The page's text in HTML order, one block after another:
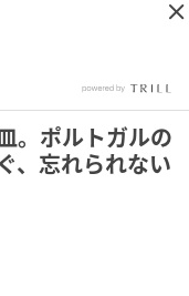
。ポルトガルの
、忘れられない